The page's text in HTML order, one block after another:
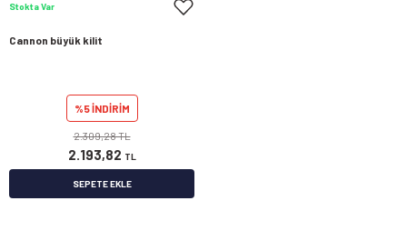
Stokta Var
Cannon büyük kilit
%5 İNDİRİM
2.193,82 TL
2.309,28 TL
SEPETE EKLE